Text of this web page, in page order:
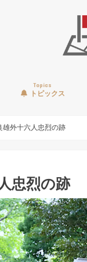
Topics
トピックス
雄外十六人忠烈の跡
忠烈の跡